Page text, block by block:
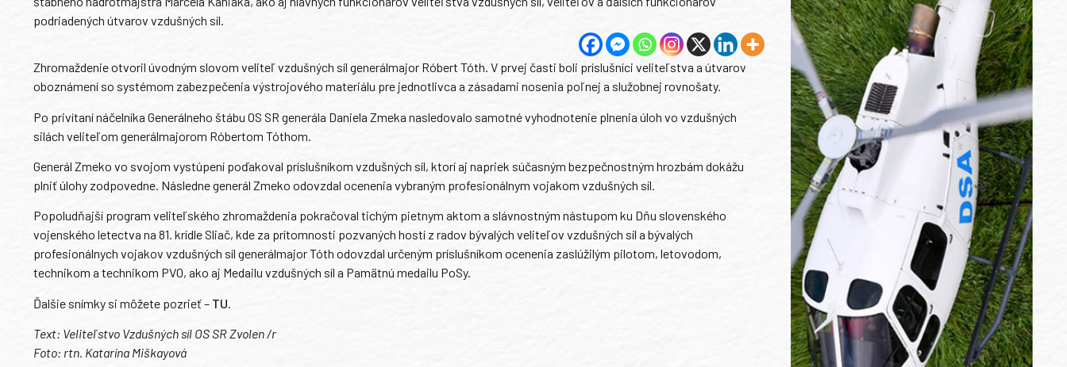
podriadených útvarov vzdušných síl.
Zhromaždenie otvoril úvodným slovom veliteľ vzdušných síl generálmajor Róbert Tóth. V prvej časti boli príslušníci veliteľstva a útvarov
oboznámení so systémom zabezpečenia výstrojového materiálu pre jednotlivca a zásadami nosenia poľnej a služobnej rovnošaty.
Po privítaní náčelníka Generálneho štábu OS SR generála Daniela Zmeka nasledovalo samotné vyhodnotenie plnenia úloh vo vzdušných
silách veliteľom generálmajorom Róbertom Tóthom.
Generál Zmeko vo svojom vystúpení poďakoval príslušníkom vzdušných síl, ktorí aj napriek súčasným bezpečnostným hrozbám dokážu
plniť úlohy zodpovedne. Následne generál Zmeko odovzdal ocenenia vybraným profesionálnym vojakom vzdušných síl.
Popoludňajší program veliteľského zhromaždenia pokračoval tichým pietnym aktom a slávnostným nástupom ku Dňu slovenského
vojenského letectva na 81. krídle Sliač, kde za prítomnosti pozvaných hostí z radov bývalých veliteľov vzdušných síl a bývalých
profesionálnych vojakov vzdušných síl generálmajor Tóth odovzdal určeným príslušníkom ocenenia zaslúžilým pilotom, letovodom,
technikom a technikom PVO, ako aj Medailu vzdušných síl a Pamätnú medailu PoSy.
Ďalšie snímky si môžete pozrieť – TU
Text: Veliteľstvo Vzdušných síl OS SR Zvolen /r
Foto: rtn. Katarína Miškayová